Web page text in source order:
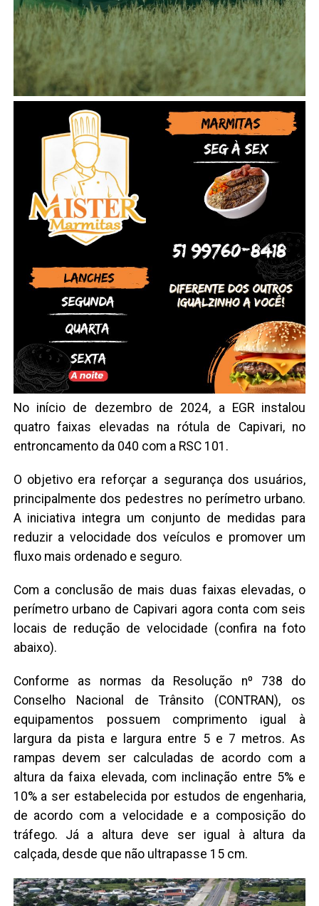
No início de dezembro de 2024, a EGR instalou
quatro faixas elevadas na rótula de Capivari, no
entroncamento da 040 com a RSC 101.
O objetivo era reforçar a segurança dos usuários,
principalmente dos pedestres no perímetro urbano.
A iniciativa integra um conjunto de medidas para
reduzir a velocidade dos veículos e promover um
fluxo mais ordenado e seguro.
Com a conclusão de mais duas faixas elevadas, o
perímetro urbano de Capivari agora conta com seis
locais de redução de velocidade (confira na foto
abaixo).
Conforme as normas da Resolução nº 738 do
Conselho Nacional de Trânsito (CONTRAN), os
equipamentos possuem comprimento igual à
largura da pista e largura entre 5 e 7 metros. As
rampas devem ser calculadas de acordo com a
altura da faixa elevada, com inclinação entre 5% e
10% a ser estabelecida por estudos de engenharia,
de acordo com a velocidade e a composição do
tráfego. Já a altura deve ser igual à altura da
calçada, desde que não ultrapasse 15 cm.